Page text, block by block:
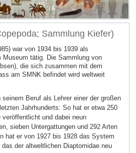
Sammlung Kiefer)
war von 1934 bis 1939 als
Museum tätig. Die Sammlung von
die sich zusammen mit dem
am SMNK befindet wird weltweit
seinem Beruf als Lehrer einer der großen
Jahrhunderts: So hat er etwa 250
und dabei neun
sieben Untergattungen und 292 Arten
hat er von 1927 bis 1928 das System
der altweltlichen Diaptomidae neu